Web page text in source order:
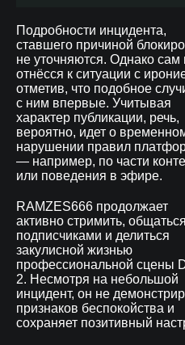
Подробности инцидента,
ставшего причиной
не уточняются. Однако сам
отнёсся к ситуации с
отметив, что подобное
с ним впервые. Учитывая
характер публикации, речь,
вероятно, идет о
нарушении правил
— например, по части
или поведения в эфире.
RAMZES666 продолжает
активно стримить,
подписчиками и делиться
закулисной жизнью
профессиональной сцены
2. Несмотря на небольшой
инцидент, он не
признаков беспокойства и
сохраняет позитивный